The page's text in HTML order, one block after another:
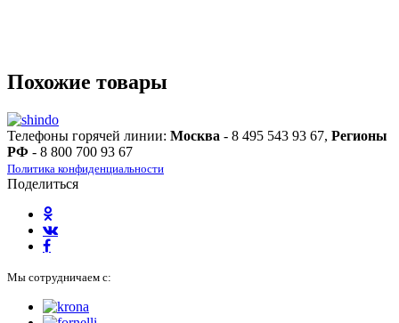
Похожие товары
Телефоны горячей линии: Москва - 8 495 543 93 67, Регионы
РФ - 8 800 700 93 67
Политика конфиденциальности
Поделиться
Мы сотрудничаем с: